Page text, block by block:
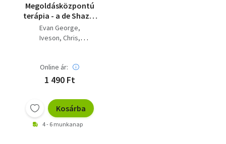
Megoldásközpontú
terápia - a de Shazer
modell
Evan George
Iveson, Chris
Online ár:
1 490 Ft
Kosárba
4 - 6 munkanap